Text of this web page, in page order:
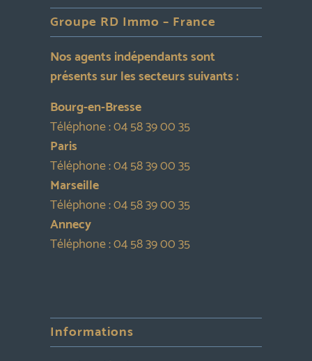
Groupe RD Immo – France
Nos agents indépendants sont
présents sur les secteurs suivants :
Bourg-en-Bresse
Téléphone :04 58 39 00 35
Paris
Téléphone :04 58 39 00 35
Marseille
Téléphone :04 58 39 00 35
Annecy
Téléphone :04 58 39 00 35
Informations